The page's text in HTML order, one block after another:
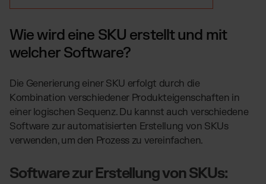
Wie wird eine SKU erstellt und mit
welcher Software?
Die Generierung einer SKU erfolgt durch die
Kombination verschiedener Produkteigenschaften in
einer logischen Sequenz. Du kannst auch verschiedene
Software zur automatisierten Erstellung von SKUs
verwenden, um den Prozess zu vereinfachen.
Software zur Erstellung von SKUs: